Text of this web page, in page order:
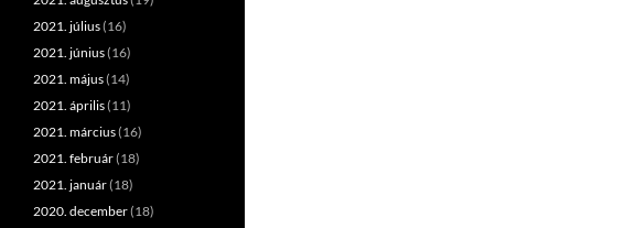
2021. július(16)
2021. június(16)
2021. május(14)
2021. április(11)
2021. március(16)
2021. február(18)
2021. január(18)
2020. december(18)